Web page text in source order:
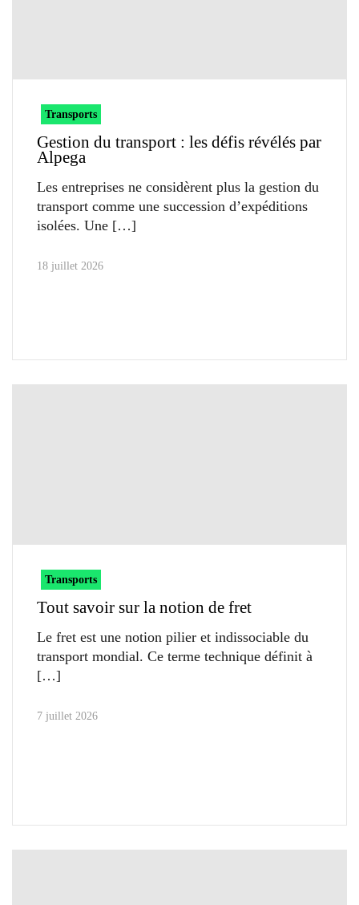
Transports
Gestion du transport : les défis révélés par
Alpega
Les entreprises ne considèrent plus la gestion du
transport comme une succession d’expéditions
isolées. Une
18 juillet 2026
Transports
Tout savoir sur la notion de fret
Le fret est une notion pilier et indissociable du
transport mondial. Ce terme technique définit à
7 juillet 2026